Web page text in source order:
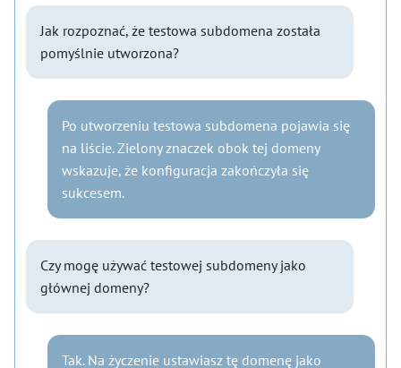
Jak rozpoznać, że testowa subdomena została
pomyślnie utworzona?
Po utworzeniu testowa subdomena pojawia się
na liście. Zielony znaczek obok tej domeny
wskazuje, że konfiguracja zakończyła się
sukcesem.
Czy mogę używać testowej subdomeny jako
głównej domeny?
Tak. Na życzenie ustawiasz tę domenę jako